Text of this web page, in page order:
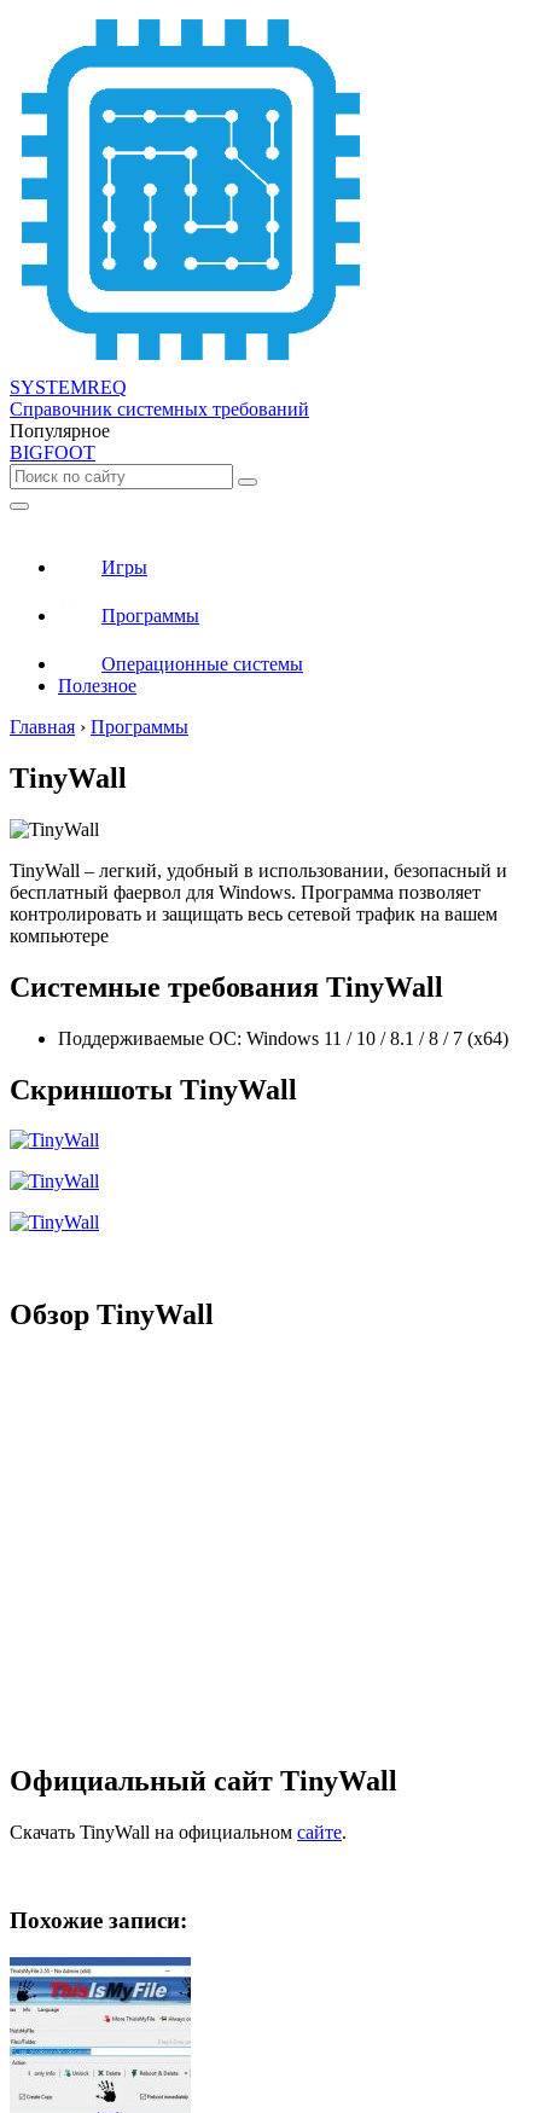
SYSTEMREQ
Справочник системных требований
Популярное
BIGFOOT
Игры
Программы
Операционные системы
Полезное
Главная › Программы
TinyWall
TinyWall – легкий, удобный в использовании, безопасный и
бесплатный фаервол для Windows. Программа позволяет
контролировать и защищать весь сетевой трафик на вашем
компьютере
Системные требования TinyWall
Поддерживаемые ОС: Windows 11 / 10 / 8.1 / 8 / 7 (x64)
Скриншоты TinyWall
Обзор TinyWall
Официальный сайт TinyWall
Скачать TinyWall на официальном сайте.
Похожие записи: